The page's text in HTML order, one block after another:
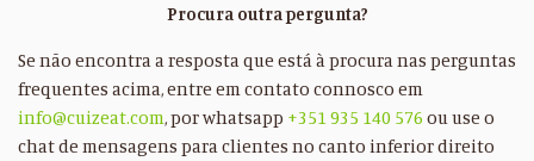
Procura outra pergunta?
Se não encontra a resposta que está à procura nas perguntas
frequentes acima, entre em contato connosco em
info@cuizeat.com, por whatsapp +351 935 140 576 ou use o
chat de mensagens para clientes no canto inferior direito